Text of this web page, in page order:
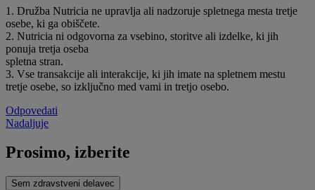
1. Družba Nutricia ne upravlja ali nadzoruje spletnega mesta tretje
osebe, ki ga obiščete.
2. Nutricia ni odgovorna za vsebino, storitve ali izdelke, ki jih
ponuja tretja oseba
spletna stran.
3. Vse transakcije ali interakcije, ki jih imate na spletnem mestu
tretje osebe, so izključno med vami in tretjo osebo.
Odpovedati
Nadaljuje
Prosimo, izberite
Sem zdravstveni delavec